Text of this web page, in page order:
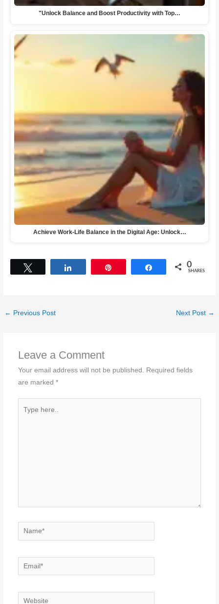
"Unlock Balance and Boost Productivity with Top…
Achieve Work-Life Balance in the Digital Age: Unlock…
Share 0
SHARES
← Previous Post Next Post →
Leave a Comment
Your email address will not be published.
Required fields
are marked *
Name*
Email*
Website